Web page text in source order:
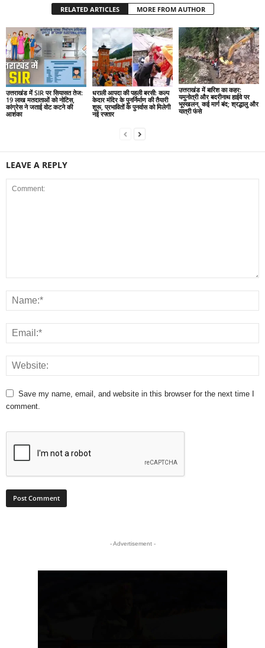
RELATED ARTICLES MORE FROM AUTHOR
उत्तराखंड में SIR पर सियासत तेज:
19 लाख मतदाताओं को नोटिस,
कांग्रेस ने जताई वोट कटने की
आशंका
धराली आपदा की पहली बरसी: कल्प
केदार मंदिर के पुनर्निर्माण की तैयारी
शुरू, प्रभावितों के पुनर्वास को मिलेगी
नई रफ्तार
उत्तराखंड में बारिश का कहर:
यमुनोत्री और बदरीनाथ हाईवे पर
भूस्खलन, कई मार्ग बंद; श्रद्धालु और
यात्री फंसे
LEAVE A REPLY
Save my name, email, and website in this browser for the next time I
comment.
- Advertisement -